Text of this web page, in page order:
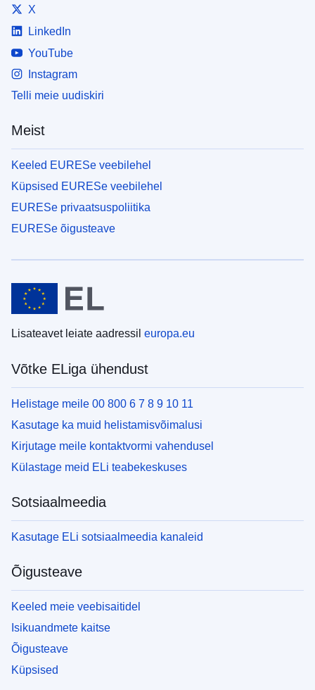
X
LinkedIn
YouTube
Instagram
Telli meie uudiskiri
Meist
Keeled EURESe veebilehel
Küpsised EURESe veebilehel
EURESe privaatsuspoliitika
EURESe õigusteave
Lisateavet leiate aadressil europa.eu
Võtke ELiga ühendust
Helistage meile 00 800 6 7 8 9 10 11
Kasutage ka muid helistamisvõimalusi
Kirjutage meile kontaktvormi vahendusel
Külastage meid ELi teabekeskuses
Sotsiaalmeedia
Kasutage ELi sotsiaalmeedia kanaleid
Õigusteave
Keeled meie veebisaitidel
Isikuandmete kaitse
Õigusteave
Küpsised